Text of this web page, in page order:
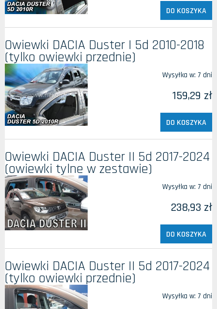
DO KOSZYKA
Owiewki DACIA Duster I 5d 2010-2018
(tylko owiewki przednie)
Wysyłka w: 7 dni
159,29 zł
DO KOSZYKA
Owiewki DACIA Duster II 5d 2017-2024
(owiewki tylne w zestawie)
Wysyłka w: 7 dni
238,93 zł
DO KOSZYKA
Owiewki DACIA Duster II 5d 2017-2024
(tylko owiewki przednie)
Wysyłka w: 7 dni